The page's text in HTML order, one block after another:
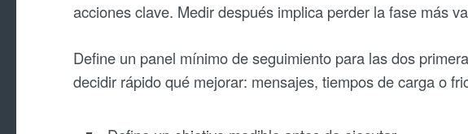
acciones clave. Medir después implica perder la fase más
Define un panel mínimo de seguimiento para las dos
decidir rápido qué mejorar: mensajes, tiempos de carga o